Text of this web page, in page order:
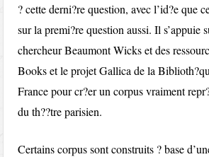
? cette derni?re question, avec l’id?e que
sur la premi?re question aussi. Il s’appuie
chercheur Beaumont Wicks et des
Books et le projet Gallica de la
France pour cr?er un corpus vraiment
du th??tre parisien.
Certains corpus sont construits ? base